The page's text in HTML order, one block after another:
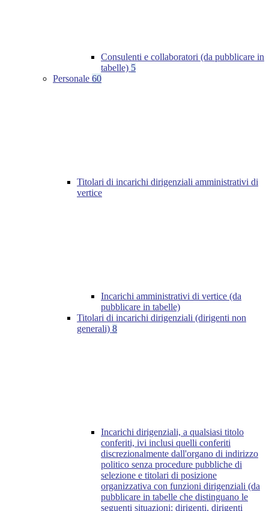
Consulenti e collaboratori (da pubblicare in
tabelle) 5
Personale 60
Titolari di incarichi dirigenziali amministrativi di
vertice
Incarichi amministrativi di vertice (da
pubblicare in tabelle)
Titolari di incarichi dirigenziali (dirigenti non
generali) 8
Incarichi dirigenziali, a qualsiasi titolo
conferiti, ivi inclusi quelli conferiti
discrezionalmente dall'organo di indirizzo
politico senza procedure pubbliche di
selezione e titolari di posizione
organizzativa con funzioni dirigenziali (da
pubblicare in tabelle che distinguano le
seguenti situazioni: dirigenti, dirigenti